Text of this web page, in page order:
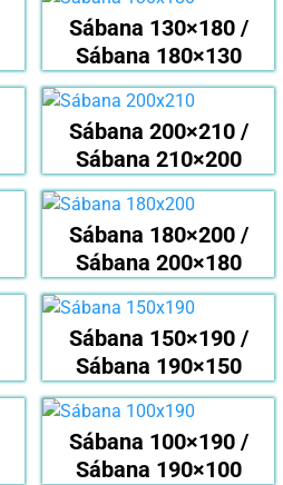
Sábana 130×180 /
Sábana 180×130
Sábana 200×210 /
Sábana 210×200
Sábana 180×200 /
Sábana 200×180
Sábana 150×190 /
Sábana 190×150
Sábana 100×190 /
Sábana 190×100